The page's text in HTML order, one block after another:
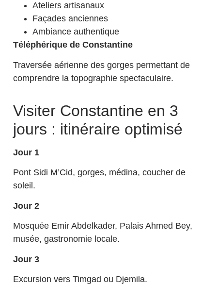
Ateliers artisanaux
Façades anciennes
Ambiance authentique
Téléphérique de Constantine
Traversée aérienne des gorges permettant de
comprendre la topographie spectaculaire.
Visiter Constantine en 3
jours : itinéraire optimisé
Jour 1
Pont Sidi M’Cid, gorges, médina, coucher de
soleil.
Jour 2
Mosquée Emir Abdelkader, Palais Ahmed Bey,
musée, gastronomie locale.
Jour 3
Excursion vers Timgad ou Djemila.